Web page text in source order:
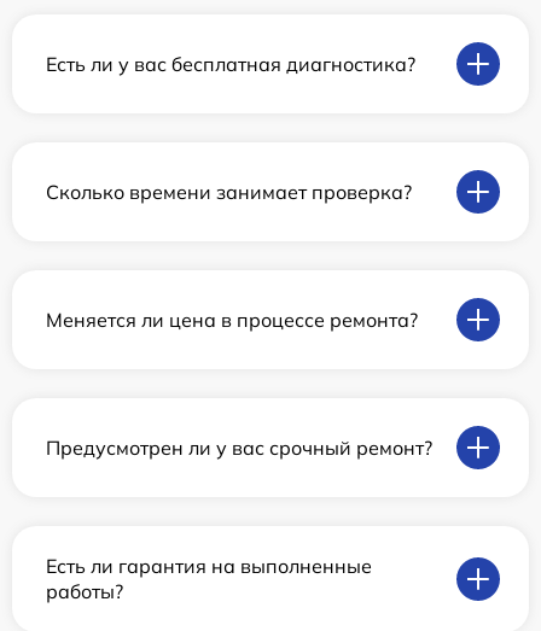
Есть ли у вас бесплатная диагностика?
Сколько времени занимает проверка?
Меняется ли цена в процессе ремонта?
Предусмотрен ли у вас срочный ремонт?
Есть ли гарантия на выполненные
работы?